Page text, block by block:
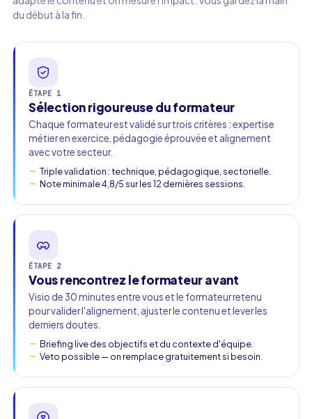
du début à la fin.
ÉTAPE 1
Sélection rigoureuse du formateur
Chaque formateur est validé sur trois critères : expertise
métier en exercice, pédagogie éprouvée et alignement
avec votre secteur.
Triple validation : technique, pédagogique, sectorielle.
Note minimale 4,8/5 sur les 12 dernières sessions.
ÉTAPE 2
Vous rencontrez le formateur avant
Visio de 30 minutes entre vous et le formateur retenu
pour valider l'alignement, ajuster le contenu et lever les
derniers doutes.
Briefing live des objectifs et du contexte d'équipe.
Veto possible — on remplace gratuitement si besoin.